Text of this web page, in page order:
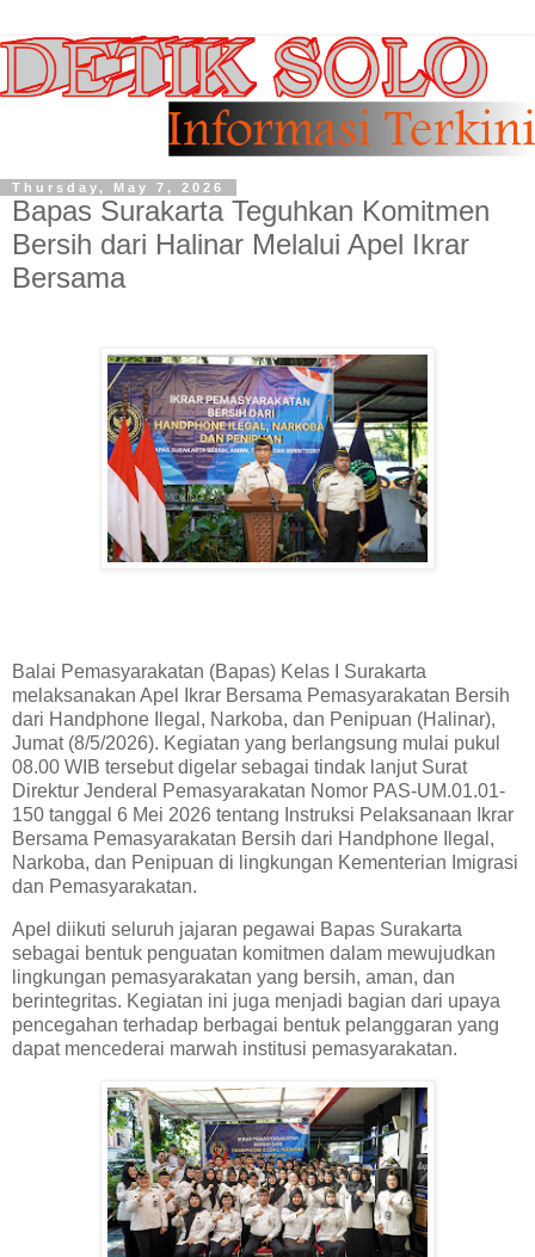
Thursday, May 7, 2026
Bapas Surakarta Teguhkan Komitmen
Bersih dari Halinar Melalui Apel Ikrar
Bersama
Balai Pemasyarakatan (Bapas) Kelas I Surakarta
melaksanakan Apel Ikrar Bersama Pemasyarakatan Bersih
dari Handphone Ilegal, Narkoba, dan Penipuan (Halinar),
Jumat (8/5/2026). Kegiatan yang berlangsung mulai pukul
08.00 WIB tersebut digelar sebagai tindak lanjut Surat
Direktur Jenderal Pemasyarakatan Nomor PAS-UM.01.01-
150 tanggal 6 Mei 2026 tentang Instruksi Pelaksanaan Ikrar
Bersama Pemasyarakatan Bersih dari Handphone Ilegal,
Narkoba, dan Penipuan di lingkungan Kementerian Imigrasi
dan Pemasyarakatan.
Apel diikuti seluruh jajaran pegawai Bapas Surakarta
sebagai bentuk penguatan komitmen dalam mewujudkan
lingkungan pemasyarakatan yang bersih, aman, dan
berintegritas. Kegiatan ini juga menjadi bagian dari upaya
pencegahan terhadap berbagai bentuk pelanggaran yang
dapat mencederai marwah institusi pemasyarakatan.